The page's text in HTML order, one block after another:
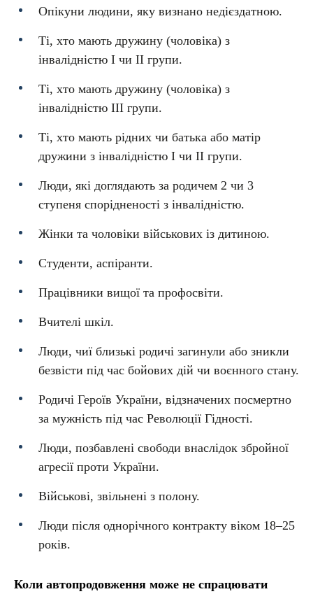
Опікуни людини, яку визнано недієздатною.
Ті, хто мають дружину (чоловіка) з
інвалідністю I чи II групи.
Ті, хто мають дружину (чоловіка) з
інвалідністю III групи.
Ті, хто мають рідних чи батька або матір
дружини з інвалідністю I чи II групи.
Люди, які доглядають за родичем 2 чи 3
ступеня спорідненості з інвалідністю.
Жінки та чоловіки військових із дитиною.
Студенти, аспіранти.
Працівники вищої та профосвіти.
Вчителі шкіл.
Люди, чиї близькі родичі загинули або зникли
безвісти під час бойових дій чи воєнного стану.
Родичі Героїв України, відзначених посмертно
за мужність під час Революції Гідності.
Люди, позбавлені свободи внаслідок збройної
агресії проти України.
Військові, звільнені з полону.
Люди після однорічного контракту віком 18–25
років.
Коли автопродовження може не спрацювати